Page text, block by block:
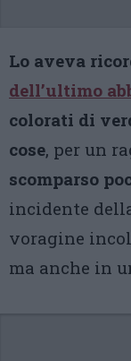
Lo aveva
dell’ultimo
colorati di
cose, per un
scomparso
incidente
voragine
ma anche in